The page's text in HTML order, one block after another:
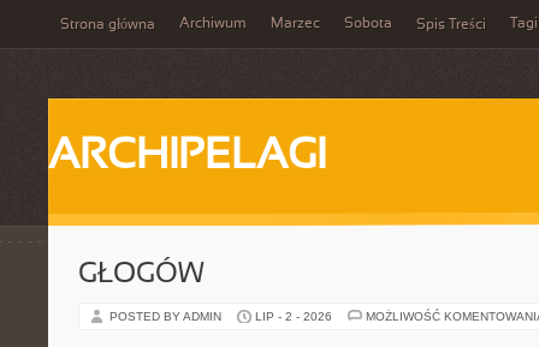
Strona główna Archiwum Marzec Sobota Spis Treści Tagi
ARCHIPELAGI
GŁOGÓW
POSTED BY ADMIN LIP - 2 - 2026 MOŻLIWOŚĆ